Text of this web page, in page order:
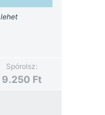
Spórolsz:
9.250 Ft